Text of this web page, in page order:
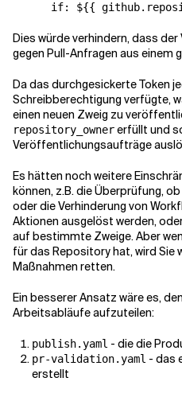
if: ${{
Dies würde verhindern, dass
gegen Pull-Anfragen aus
Da das durchgesickerte Token
Schreibberechtigung verfügte,
einen neuen Zweig zu
repository_ownererfüllt und
Veröffentlichungsaufträge
Es hätten noch weitere
können, z.B. die Überprüfung,
oder die Verhinderung von
Aktionen ausgelöst werden,
auf bestimmte Zweige. Aber
für das Repository hat, wird Sie
Maßnahmen retten.
Ein besserer Ansatz wäre es,
Arbeitsabläufe aufzuteilen:
publish.yaml - die die
pr-validation.yaml - das
erstellt